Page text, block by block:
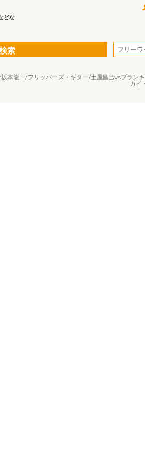
どな
索
本龍一/フリッパーズ・ギター/土屋昌巳vsブラ
カイ